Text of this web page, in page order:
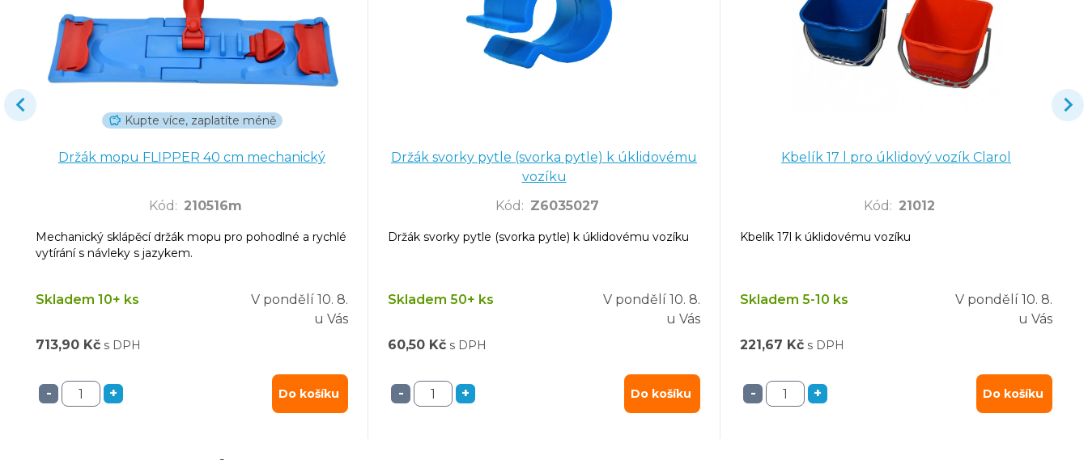
Kupte více, zaplatíte méně
Držák mopu FLIPPER 40 cm mechanický
Kód : 210516m
Mechanický sklápěcí držák mopu pro pohodlné a rychlé
vytírání s návleky s jazykem.
Skladem 10+ ks V pondělí 10. 8.
u Vás
713,90 Kč s DPH
- + Do košíku
Držák svorky pytle (svorka pytle) k úklidovému
vozíku
Kód : Z6035027
Držák svorky pytle (svorka pytle) k úklidovému vozíku
Skladem 50+ ks V pondělí 10. 8.
u Vás
60,50 Kč s DPH
- + Do košíku
Kbelík 17 l pro úklidový vozík Clarol
Kód : 21012
Kbelík 17l k úklidovému vozíku
Skladem 5-10 ks V pondělí 10. 8.
u Vás
221,67 Kč s DPH
- + Do košíku